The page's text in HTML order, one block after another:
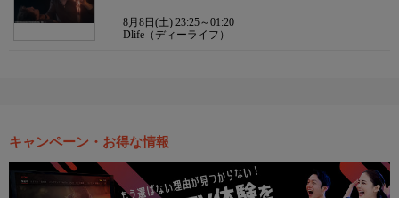
8月8日(土) 23:25～01:20
Dlife（ディーライフ）
キャンペーン・お得な情報